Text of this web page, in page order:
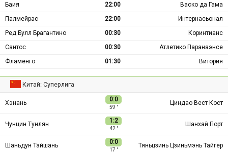
Баия
22:00
Васко да Гама
Палмейрас
22:00
Интернасьонал
Ред Булл Брагантино
00:30
Коринтианс
Сантос
00:30
Атлетико Паранаэнсе
Фламенго
01:30 Витория
Китай: Суперлига
Хэнань 0:0
59 ′
Циндао Вест Кост
Чунцин Тунлян 1:2
42 ′
Шанхай Порт
Шаньдун Тайшань 0:0
17 ′
Тяньцзинь Цзиньмэнь Тайгер